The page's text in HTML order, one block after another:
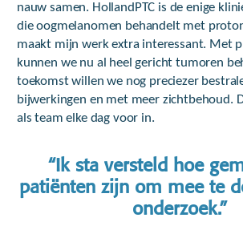
nauw samen. HollandPTC is de enige
die oogmelanomen behandelt met
maakt mijn werk extra interessant. Met
kunnen we nu al heel gericht tumoren
toekomst willen we nog preciezer
bijwerkingen en met meer zichtbehoud.
als team elke dag voor in.
“Ik sta versteld hoe
patiënten zijn om mee te
onderzoek.”